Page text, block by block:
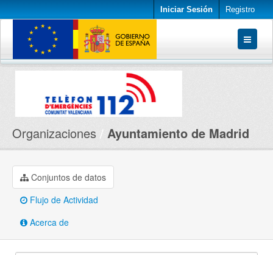
Iniciar Sesión Registro
Conjuntos de datos
Acerca de
Organizaciones Ayuntamiento de Madrid
Conjuntos de datos
Flujo de Actividad
Acerca de